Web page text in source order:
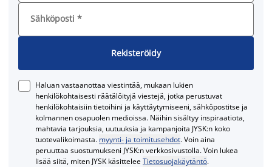
Sähköposti *
Rekisteröidy
Haluan vastaanottaa viestintää, mukaan lukien
henkilökohtaisesti räätälöityjä viestejä, jotka perustuvat
henkilökohtaisiin tietoihini ja käyttäytymiseeni, sähköpostitse ja
kolmannen osapuolen medioissa. Näihin sisältyy inspiraatiota,
mahtavia tarjouksia, uutuuksia ja kampanjoita JYSK:n koko
tuotevalikoimasta. myynti- ja toimitusehdot. Voin aina
peruuttaa suostumukseni JYSK:n verkkosivustolla. Voin lukea
lisää siitä, miten JYSK käsitteleeTietosuojakäytäntö.